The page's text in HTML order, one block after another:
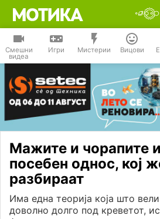
Смешни
видеа
Игри Мистерии Вицови
Мажите и чорапите
посебен однос, кој
разбираат
Има една теорија која што
доволно долго под креветот,